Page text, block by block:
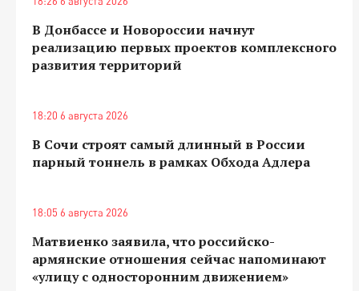
В Донбассе и Новороссии начнут
реализацию первых проектов комплексного
развития территорий
18:20 6 августа 2026
В Сочи строят самый длинный в России
парный тоннель в рамках Обхода Адлера
18:05 6 августа 2026
Матвиенко заявила, что российско-
армянские отношения сейчас напоминают
«улицу с односторонним движением»